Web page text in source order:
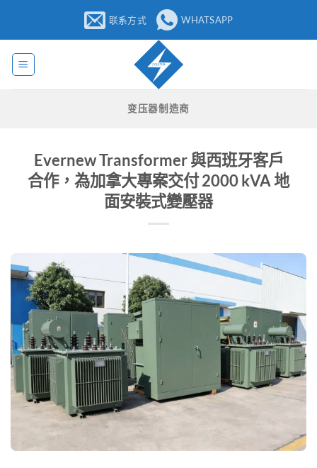
内
联系方式 WHATSAPP
变压器制造商
Evernew Transformer 與西班牙客戶
合作，為加拿大專案交付 2000 kVA 地
面安裝式變壓器